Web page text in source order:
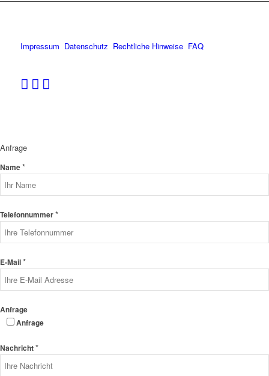
Impressum Datenschutz Rechtliche Hinweise FAQ
Anfrage
Name*
Telefonnummer*
E-Mail*
Anfrage
Anfrage
Nachricht*